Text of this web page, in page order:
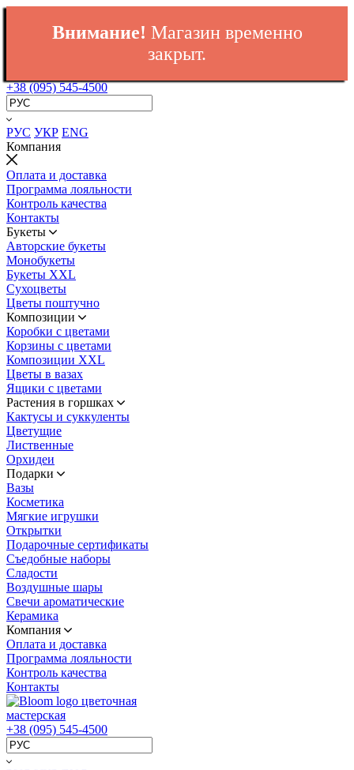
Внимание! Магазин временно
закрыт.
+38 (095) 545-4500
РУС УКР ENG
Компания
Оплата и доставка
Программа лояльности
Контроль качества
Контакты
Букеты
Авторские букеты
Монобукеты
Букеты XXL
Сухоцветы
Цветы поштучно
Композиции
Коробки с цветами
Корзины с цветами
Композиции XXL
Цветы в вазах
Ящики с цветами
Растения в горшках
Кактусы и суккуленты
Цветущие
Лиственные
Орхидеи
Подарки
Вазы
Косметика
Мягкие игрушки
Открытки
Подарочные сертификаты
Съедобные наборы
Сладости
Воздушные шары
Свечи ароматические
Керамика
Компания
Оплата и доставка
Программа лояльности
Контроль качества
Контакты
цветочная
мастерская
+38 (095) 545-4500